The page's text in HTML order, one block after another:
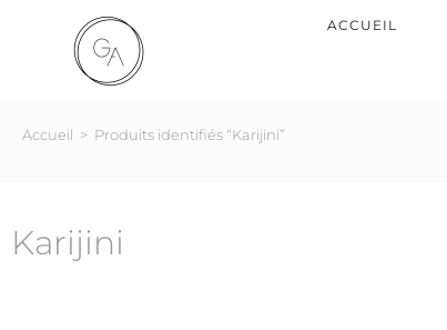
ACCUEIL
Accueil > Produits identifiés “Karijini”
Karijini